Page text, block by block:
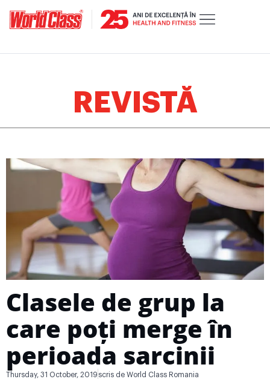
REVISTĂ
Clasele de grup la
care poți merge în
perioada sarcinii
Thursday, 31 October, 2019 scris de World Class Romania